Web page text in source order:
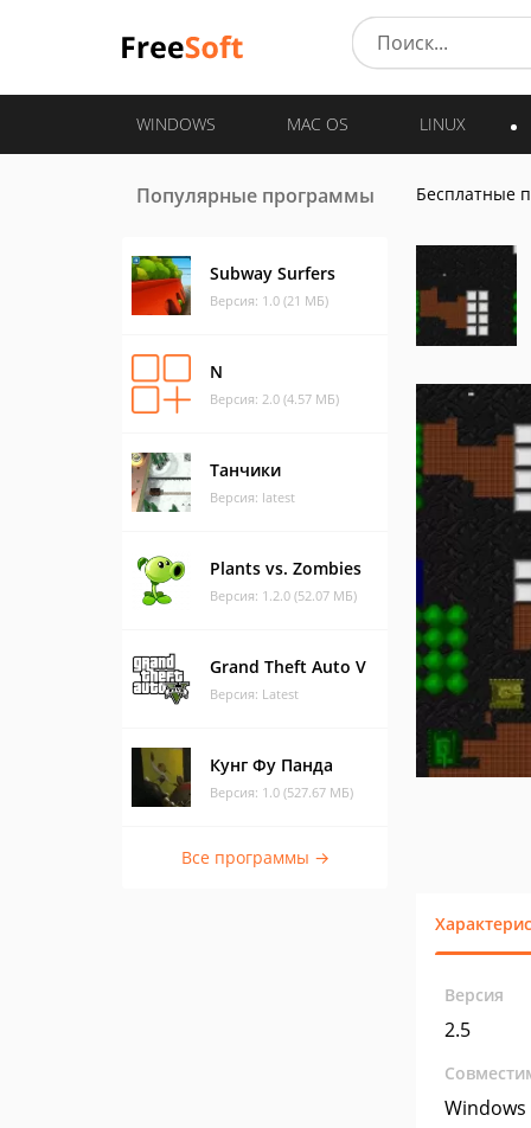
WINDOWS MAC OS LINUX
Популярные программы
Subway Surfers
Версия: 1.0 (21 МБ)
N
Версия: 2.0 (4.57 МБ)
Танчики
Версия: latest
Plants vs. Zombies
Версия: 1.2.0 (52.07 МБ)
Grand Theft Auto V
Версия: Latest
Кунг Фу Панда
Версия: 1.0 (527.67 МБ)
Все программы →
Бесплатные
Версия
2.5
Windows